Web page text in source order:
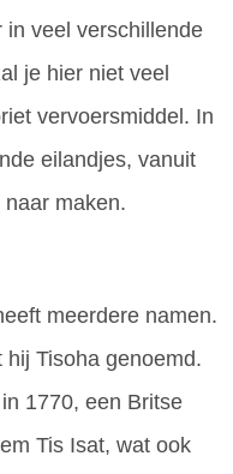
in veel verschillende
je hier niet veel
vervoersmiddel. In
eilandjes, vanuit
maken.
meerdere namen.
Tisoha genoemd.
1770, een Britse
Tis Isat, wat ook